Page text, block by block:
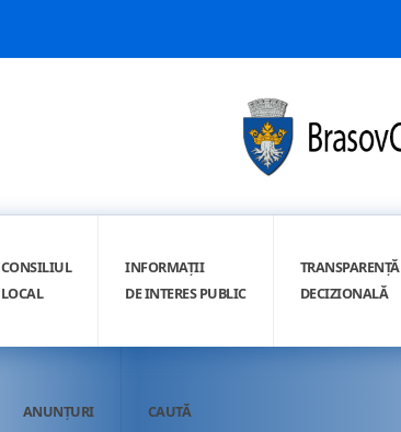
CONSILIUL
LOCAL
INFORMAȚII
DE INTERES PUBLIC
TRANSPARENȚĂ
DECIZIONALĂ
ANUNȚURI CAUTĂ